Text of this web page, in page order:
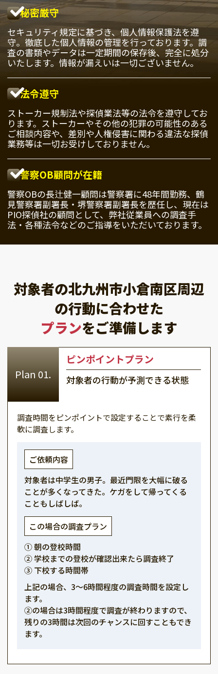
秘密厳守
セキュリティ規定に基づき、個人情報保護法を遵
守。徹底した個人情報の管理を行っております。調
査の書類やデータは一定期間の保存後、完全に処分
いたします。情報が漏えいは一切ございません。
法令遵守
ストーカー規制法や探偵業法等の法令を遵守してお
ります。ストーカーやその他の犯罪の可能性のある
ご相談内容や、差別や人権侵害に関わる違法な探偵
業務等は一切お受けしておりません。
警察OB顧問が在籍
警察OBの長辻健一顧問は警察署に48年間勤務、鶴
見警察署副署長・堺警察署副署長を歴任し、現在は
PIO探偵社の顧問として、弊社従業員への調査手
法・各種法令などのご指導をいただいております。
対象者の北九州市小倉南区周辺
の行動に合わせた
プランをご準備します
ピンポイントプラン
対象者の行動が予測できる状態
調査時間をピンポイントで設定することで素行を柔
軟に調査します。
ご依頼内容
対象者は中学生の男子。最近門限を大幅に破る
ことが多くなってきた。ケガをして帰ってくる
こともしばしば。
この場合の調査プラン
① 朝の登校時間
② 学校までの登校が確認出来たら調査終了
③ 下校する時間帯
上記の場合、3～6時間程度の調査時間を設定し
ます。
②の場合は3時間程度で調査が終わりますので、
残りの3時間は次回のチャンスに回すこともでき
ます。